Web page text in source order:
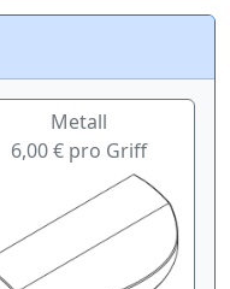
Metall
6,00 € pro Griff